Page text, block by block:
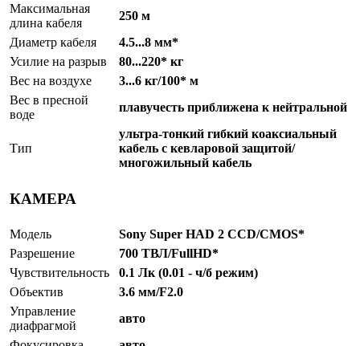
Максимальная
длина кабеля
250 м
Диаметр кабеля
4.5...8 мм*
Усилие на разрыв
80...220* кг
Вес на воздухе
3...6 кг/100* м
Вес в пресной
воде
плавучесть приближена к нейтральной
Тип
ультра-тонкий гибкий коаксиальный
кабель с кевларовой защитой/
многожильный кабель
КАМЕРА
Модель
Sony Super HAD 2 CCD/CMOS*
Разрешение
700 ТВЛ/FullHD*
Чувствительность
0.1 Лк (0.01 - ч/б режим)
Объектив
3.6 мм/F2.0
Управление
диафрагмой
авто